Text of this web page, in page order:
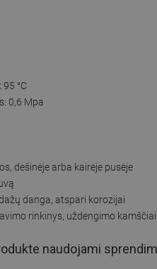
°C
0,6 Mpa
dešinėje arba kairėje pusėje
danga, atspari korozijai
rinkinys, uždengimo
naudojami